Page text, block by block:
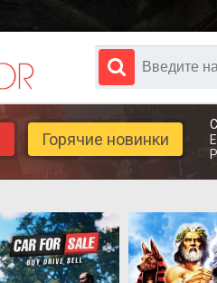
Горячие новинки